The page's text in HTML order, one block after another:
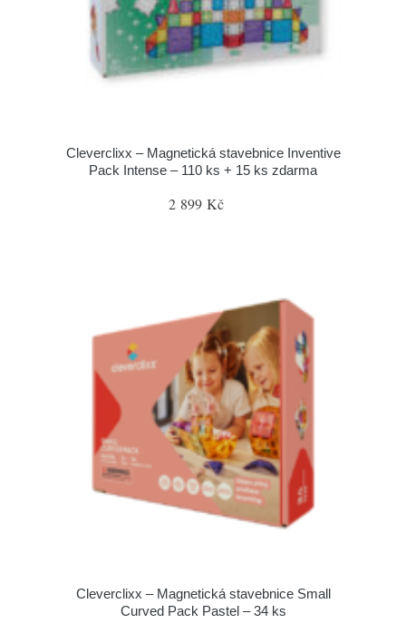
Cleverclixx – Magnetická stavebnice Inventive
Pack Intense – 110 ks + 15 ks zdarma
2 899 Kč
Cleverclixx – Magnetická stavebnice Small
Curved Pack Pastel – 34 ks